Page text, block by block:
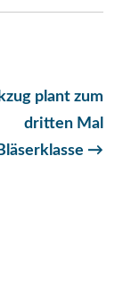
plant zum
dritten Mal
→